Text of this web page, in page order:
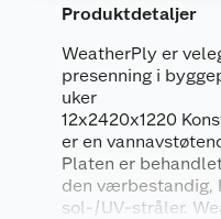
Produktdetaljer
WeatherPly er
presenning i
uker
12x2420x1220
er en
Platen er
den værbestandig,
sol-/UV-stråler.